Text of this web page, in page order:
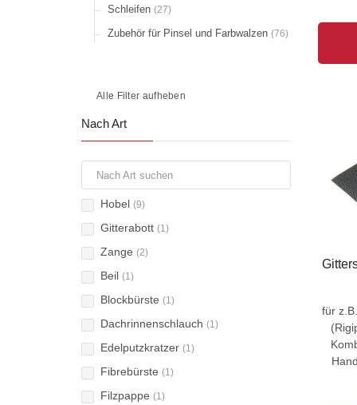
Schleifen (27)
Zubehör für Pinsel und Farbwalzen (76)
Alle Filter aufheben
Nach Art
Hobel (9)
Gitterabott (1)
Zange (2)
Beil (1)
Blockbürste (1)
Dachrinnenschlauch (1)
Edelputzkratzer (1)
Fibrebürste (1)
Filzpappe (1)
für